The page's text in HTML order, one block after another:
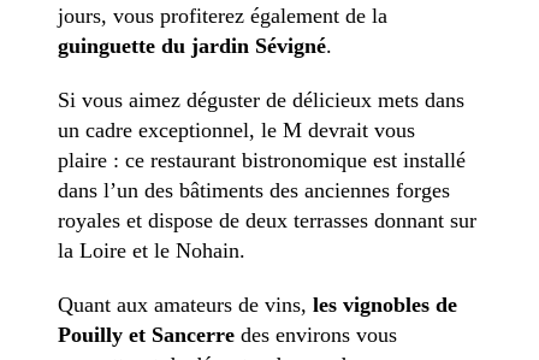
jours, vous profiterez également de la
guinguette du jardin Sévigné.
Si vous aimez déguster de délicieux mets dans
un cadre exceptionnel, le M devrait vous
plaire : ce restaurant bistronomique est installé
dans l’un des bâtiments des anciennes forges
royales et dispose de deux terrasses donnant sur
la Loire et le Nohain.
Quant aux amateurs de vins, les vignobles de
Pouilly et Sancerredes environs vous